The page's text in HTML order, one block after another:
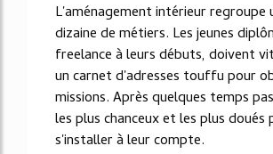
L'aménagement intérieur regroupe
dizaine de métiers. Les jeunes
freelance à leurs débuts, doivent
un carnet d'adresses touffu pour
missions. Après quelques temps
les plus chanceux et les plus
s'installer à leur compte.